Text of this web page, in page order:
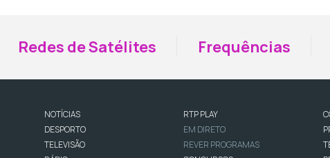
Redes de Satélites Frequências
NOTÍCIAS
DESPORTO
TELEVISÃO
RTP PLAY
EM DIRETO
REVER PROGRAMAS